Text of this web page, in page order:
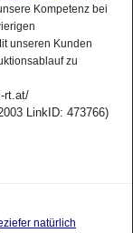
Kompetenz bei
unseren Kunden
zu
rt.at/
LinkID: 473766)
natürlich